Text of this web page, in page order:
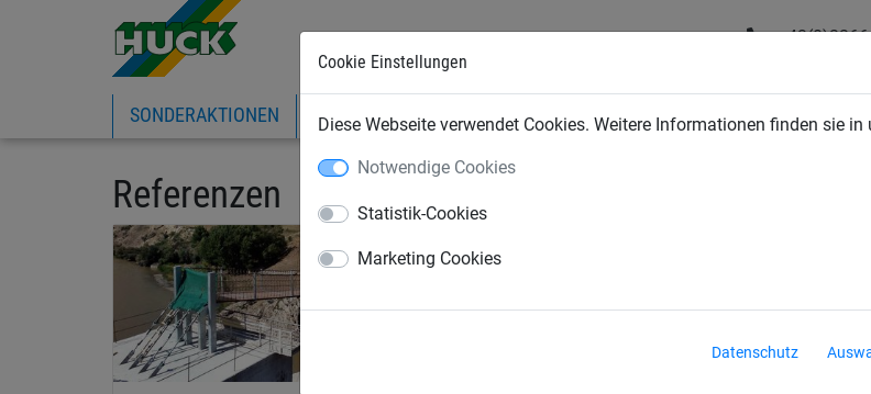
Cookie Einstellungen
Diese Webseite verwendet Cookies. Weitere Informationen finden sie in
Notwendige Cookies
Statistik-Cookies
Marketing Cookies
Datenschutz
SONDERAKTIONEN EXPRESS-SHOP INDUSTRIENETZE BAUSCHUTZNETZE
Referenzen